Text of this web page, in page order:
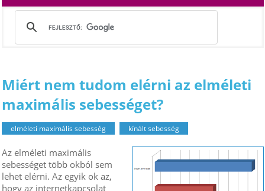
Miért nem tudom elérni az elméleti
maximális sebességet?
elméleti maximális sebesség kínált sebesség
Az elméleti maximális
sebességet több okból sem
lehet elérni. Az egyik ok az,
hogy az internetkapcsolat